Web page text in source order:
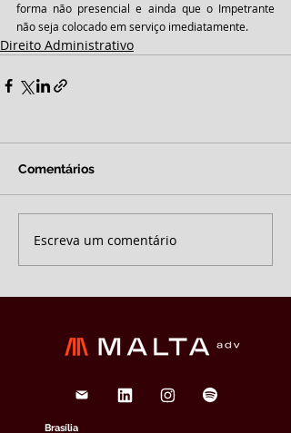
forma não presencial e ainda que o Impetrante
não seja colocado em serviço imediatamente.
Direito Administrativo
Comentários
Escreva um comentário
Brasília